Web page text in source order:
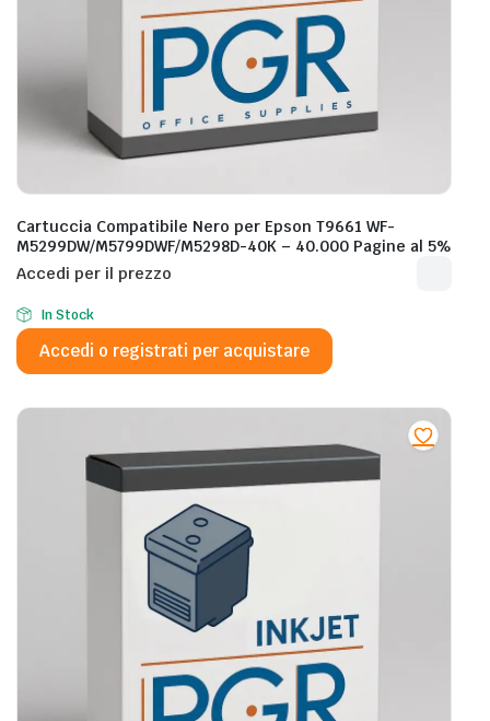
Cartuccia Compatibile Nero per Epson T9661 WF-
M5299DW/M5799DWF/M5298D-40K – 40.000 Pagine al 5%
Accedi per il prezzo
In Stock
Accedi o registrati per acquistare